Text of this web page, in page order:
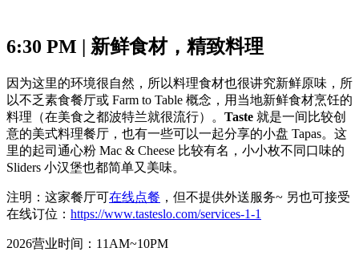
6:30 PM | 新鲜食材，精致料理
因为这里的环境很自然，所以料理食材也很讲究新鲜原味，所
以不乏素食餐厅或 Farm to Table 概念，用当地新鲜食材烹饪的
料理（在美食之都波特兰就很流行）。 Taste 就是一间比较创
意的美式料理餐厅，也有一些可以一起分享的小盘 Tapas。这
里的起司通心粉 Mac & Cheese 比较有名，小小枚不同口味的
Sliders 小汉堡也都简单又美味。
注明：这家餐厅可在线点餐 ，但不提供外送服务~ 另也可接受
在线订位： https://www.tasteslo.com/services-1-1
2026营业时间：11AM~10PM